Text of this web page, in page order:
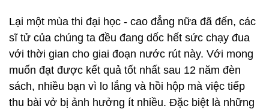
Lại một mùa thi đại học - cao đẳng nữa đã đến, các
sĩ tử của chúng ta đều đang dốc hết sức chạy đua
với thời gian cho giai đoạn nước rút này. Với mong
muốn đạt được kết quả tốt nhất sau 12 năm đèn
sách, nhiều bạn vì lo lắng và hồi hộp mà việc tiếp
thu bài vở bị ảnh hưởng ít nhiều. Đặc biệt là những